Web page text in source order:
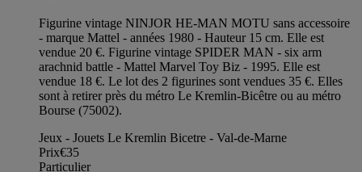
Figurine vintage NINJOR HE-MAN MOTU sans accessoire
- marque Mattel - années 1980 - Hauteur 15 cm. Elle est
vendue 20 €. Figurine vintage SPIDER MAN - six arm
arachnid battle - Mattel Marvel Toy Biz - 1995. Elle est
vendue 18 €. Le lot des 2 figurines sont vendues 35 €. Elles
sont à retirer près du métro Le Kremlin-Bicêtre ou au métro
Bourse (75002).
Jeux - Jouets Le Kremlin Bicetre - Val-de-Marne
Prix€35
Particulier